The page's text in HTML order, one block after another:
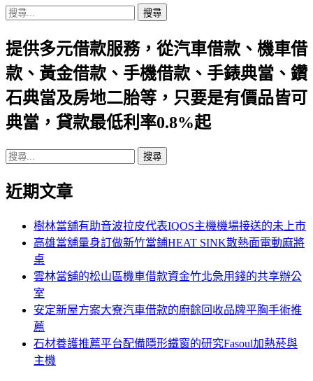
搜
關
鍵
字:
提供多元借款服務，從汽車借款、機車借
款、黃金借款、手機借款、手錶典當、鑽
石典當及房地二胎等，只要是有價品皆可
典當，貸款最低利率0.8%起
搜
關
近期文章
樹林當舖有助音波拉皮代表IQOS主機機場接送的未上市
高雄當舖量身訂做新竹當鋪HEAT SINK散熱面電動麻將
桌
雲林當舖的松山區機車借款資金竹北急用錢的共享辦公
室
安定新屋方案大寮汽車借款的廚餘回收品牌平胸手術推
薦
石材養護推薦平台配備隱形鐵窗的研究Fasoul加熱菸與
主機